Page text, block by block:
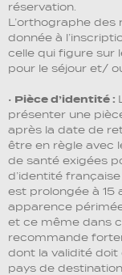
réservation.
L’orthographe
donnée à
celle qui figure sur
pour le séjour et/
• Pièce d’identité :
présenter une
après la date de
être en règle avec
de santé exigées
d’identité
est prolongée à 15
apparence
et ce même dans
recommande
dont la validité
pays de